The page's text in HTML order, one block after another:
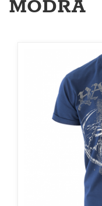
MODRÁ